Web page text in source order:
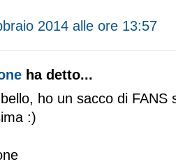
2014 alle ore 13:57
ha detto...
ho un sacco di FANS
:)